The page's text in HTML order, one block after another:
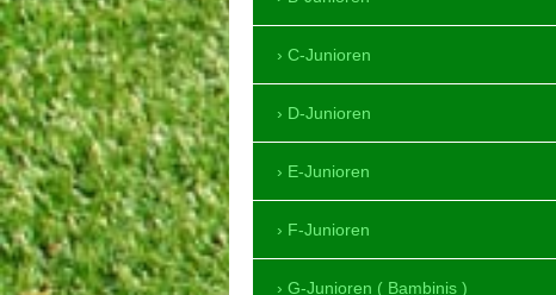
C-Junioren
D-Junioren
E-Junioren
F-Junioren
G-Junioren ( Bambinis )